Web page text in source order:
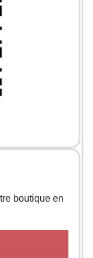
boutique en